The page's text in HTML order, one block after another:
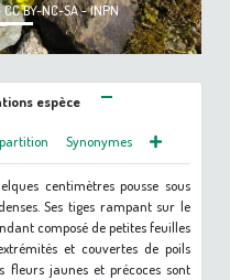
BY-NC-SA - INPN
espèce
Synonymes
centimètres pousse sous
Ses tiges rampant sur le
composé de petites feuilles
et couvertes de poils
fleurs jaunes et précoces sont